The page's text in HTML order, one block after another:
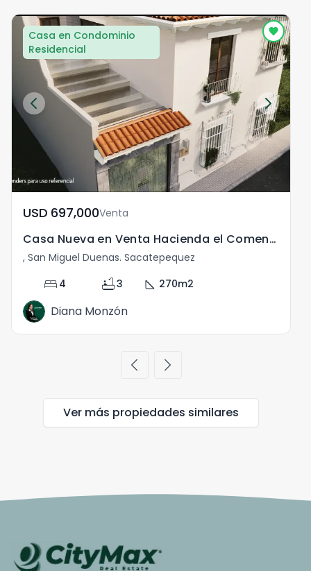
Casa en Condominio
Residencial
USD	697,000Venta
Casa Nueva en Venta Hacienda el Comendador Antigua
, San Miguel Duenas. Sacatepequez
bed 4 bathtub3 square_foot 270m2
Diana Monzón
chevron_left chevron_right
Ver más propiedades similares